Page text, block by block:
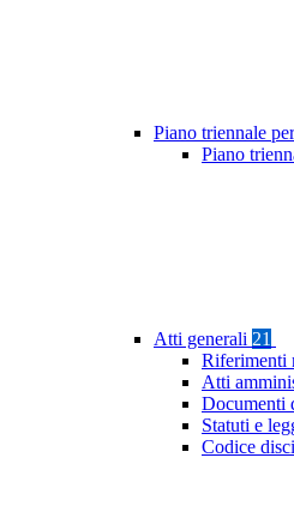
Piano triennale
Piano
Atti generali 21
Riferimenti
Atti
Documenti
Statuti e
Codice